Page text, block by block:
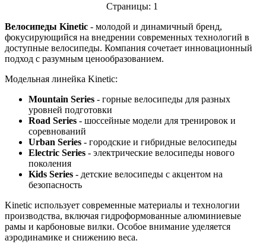
Страницы: 1
Велосипеды Kinetic - молодой и динамичный бренд,
фокусирующийся на внедрении современных технологий в
доступные велосипеды. Компания сочетает инновационный
подход с разумным ценообразованием.
Модельная линейка Kinetic:
Mountain Series - горные велосипеды для разных
уровней подготовки
Road Series - шоссейные модели для тренировок и
соревнований
Urban Series - городские и гибридные велосипеды
Electric Series - электрические велосипеды нового
поколения
Kids Series - детские велосипеды с акцентом на
безопасность
Kinetic использует современные материалы и технологии
производства, включая гидроформованные алюминиевые
рамы и карбоновые вилки. Особое внимание уделяется
аэродинамике и снижению веса.